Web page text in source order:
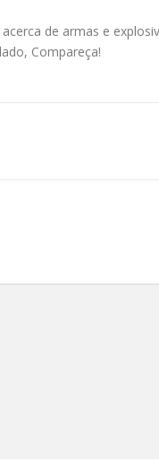
de armas e
Compareça!